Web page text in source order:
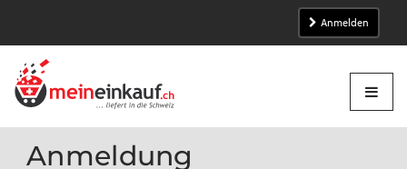
Anmelden
Anmeldung